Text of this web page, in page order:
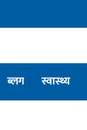
ब्लग स्वास्थ्य